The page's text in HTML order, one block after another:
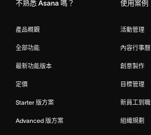
不熟悉 Asana 嗎？
產品概觀
全部功能
最新功能版本
定價
Starter 版方案
Advanced 版方案
使用案例
活動管理
內容行事曆
創意製作
目標管理
新員工到職
組織規劃